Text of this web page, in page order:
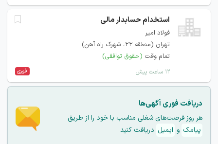
استخدام حسابدار مالی
فولاد امیر
تهران (منطقه ۲۲، شهرک راه آهن)
تمام وقت (حقوق توافقی)
۱۲ ساعت پیش فوری
دریافت فوری آگهی‌ها
هر روز فرصت‌های شغلی مناسب با خود را از طریق
پیامک و ایمیل دریافت کنید